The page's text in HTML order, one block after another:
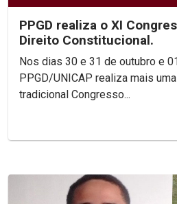
PPGD realiza o XI
Direito Constitucional.
Nos dias 30 e 31 de outubro e
PPGD/UNICAP realiza mais
tradicional Congresso...